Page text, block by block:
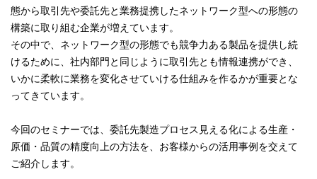
態から取引先や委託先と業務提携したネットワーク型への形態の
構築に取り組む企業が増えています。
その中で、ネットワーク型の形態でも競争力ある製品を提供し続
けるために、社内部門と同じように取引先とも情報連携ができ、
いかに柔軟に業務を変化させていける仕組みを作るかが重要とな
ってきています。
今回のセミナーでは、委託先製造プロセス見える化による生産・
原価・品質の精度向上の方法を、お客様からの活用事例を交えて
ご紹介します。